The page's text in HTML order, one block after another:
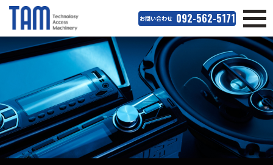
お問い合わせ 092-562-5171